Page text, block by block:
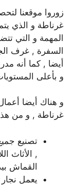
زوروا موقعنا
غرناطة و الذي
المهمة و التي
السفرة , غرف
أيضا , كما أنه
و بأعلى
و هناك أيضا
غرناطة , و من
تصنيع
, الأثاث
القماش
يعمل